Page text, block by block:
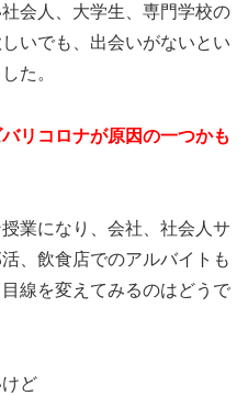
会人、大学生、専門学校の
いでも、出会いがないとい
た。
リコロナが原因の一つかも
業になり、会社、社会人サ
、飲食店でのアルバイトも
線を変えてみるのはどうで
ど